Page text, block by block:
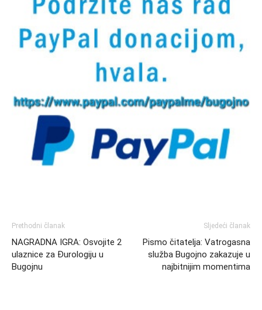
Prethodni članak
NAGRADNA IGRA: Osvojite 2
ulaznice za Đurologiju u
Bugojnu
Sljedeći članak
Pismo čitatelja: Vatrogasna
služba Bugojno zakazuje u
najbitnijim momentima